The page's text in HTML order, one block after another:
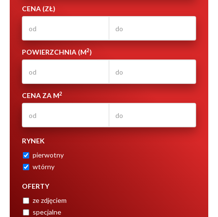
CENA (ZŁ)
POWIERZCHNIA (M2)
CENA ZA M2
RYNEK
pierwotny
wtórny
OFERTY
ze zdjęciem
specjalne